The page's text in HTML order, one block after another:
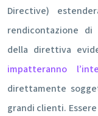
Directive)
rendicontazione di
della direttiva
impatteranno
direttamente
grandi clienti.